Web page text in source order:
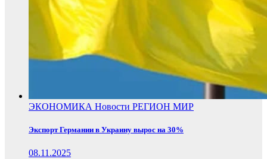
ЭКОНОМИКА Новости РЕГИОН МИР
Экспорт Германии в Украину вырос на 30%
08.11.2025